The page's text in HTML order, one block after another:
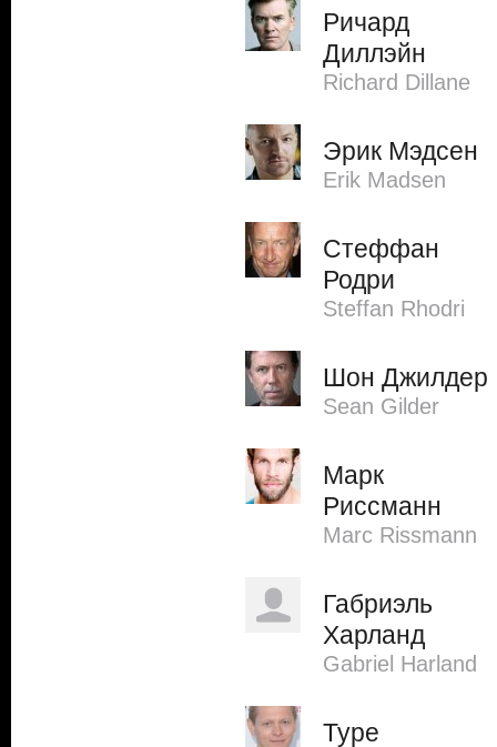
Ричард
Диллэйн
Richard Dillane
Эрик Мэдсен
Erik Madsen
Стеффан
Родри
Steffan Rhodri
Шон Джилдер
Sean Gilder
Марк
Риссманн
Marc Rissmann
Габриэль
Харланд
Gabriel Harland
Туре